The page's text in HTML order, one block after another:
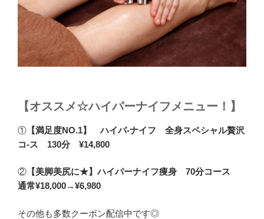
【オススメ☆ハイパーナイフメニュー！】
① 【満足度NO.1】 ハイパ-ナイフ 全身スペシャル贅沢
コ-ス 130分 ¥14,800
② 【美脚美尻に★】ハイパーナイフ痩身 70分コース
通常¥18,000→¥6,980
その他も多数クーポン配信中です◎